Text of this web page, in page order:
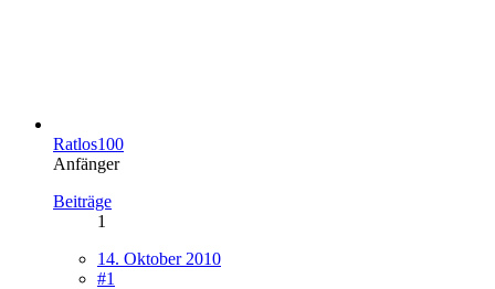
Ratlos100
Anfänger
Beiträge
1
14. Oktober 2010
#1